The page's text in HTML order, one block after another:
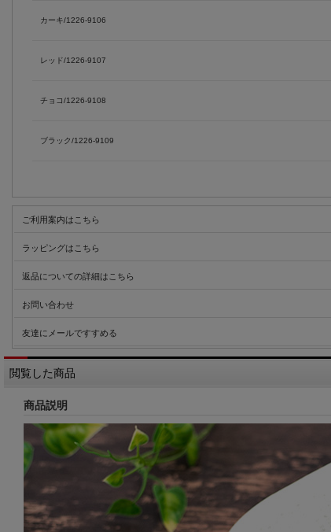
カーキ/1226-9106
レッド/1226-9107
チョコ/1226-9108
ブラック/1226-9109
ご利用案内はこちら
ラッピングはこちら
返品についての詳細はこちら
お問い合わせ
友達にメールですすめる
閲覧した商品
商品説明